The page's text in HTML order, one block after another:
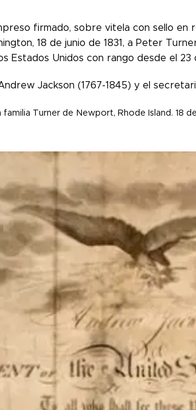
firmado, sobre vitela con sello
18 de junio de 1831, a Peter
Estados Unidos con rango desde el 23
Jackson (1767-1845) y el
Turner de Newport, Rhode Island. 18 de